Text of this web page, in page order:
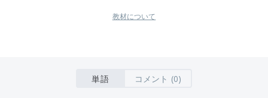
教材について
単語 コメント (0)